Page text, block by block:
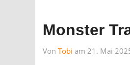
Monster
Von Tobi am 21. Mai